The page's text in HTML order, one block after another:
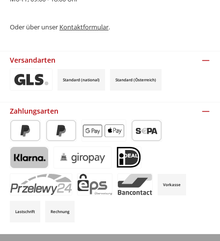
Oder über unser Kontaktformular.
Versandarten
Standard (national) Standard (Österreich)
Zahlungsarten
PayPal Später BezahlenApple Pay / Google Pay (via Stripe)
SEPA-Lastschrift (via Stripe)
Klarna (via Stripe)Giropay (via Stripe) iDeal (via Stripe)
Vorkasse
Lastschrift Rechnung